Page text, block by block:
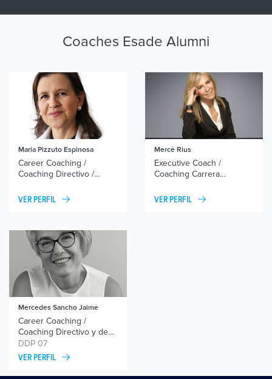
Coaches Esade Alumni
Maria Pizzuto Espinosa
Career Coaching /
Coaching Directivo /
Personal
VER PERFIL
Mercè Rius
Executive Coach /
Coaching Carrera
VER PERFIL
Mercedes Sancho Jaime
Career Coaching /
Coaching Directivo y de
Liderazgo / Coaching de
Relaciones / Networking y
DDP 07
VER PERFIL